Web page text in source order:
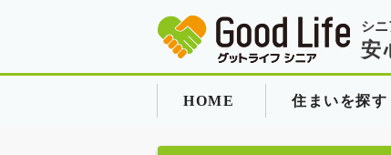
シ
安
HOME 住まいを探す